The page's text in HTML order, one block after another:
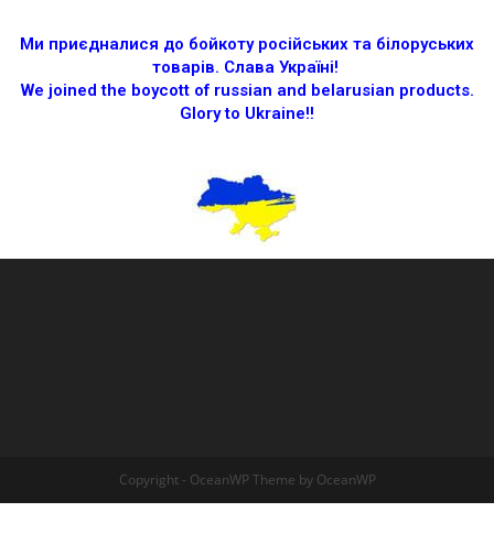
Ми приєдналися до бойкоту російських та білоруських
товарів. Слава Україні!
We joined the boycott of russian and belarusian products.
Glory to Ukraine!!
Copyright - OceanWP Theme by OceanWP